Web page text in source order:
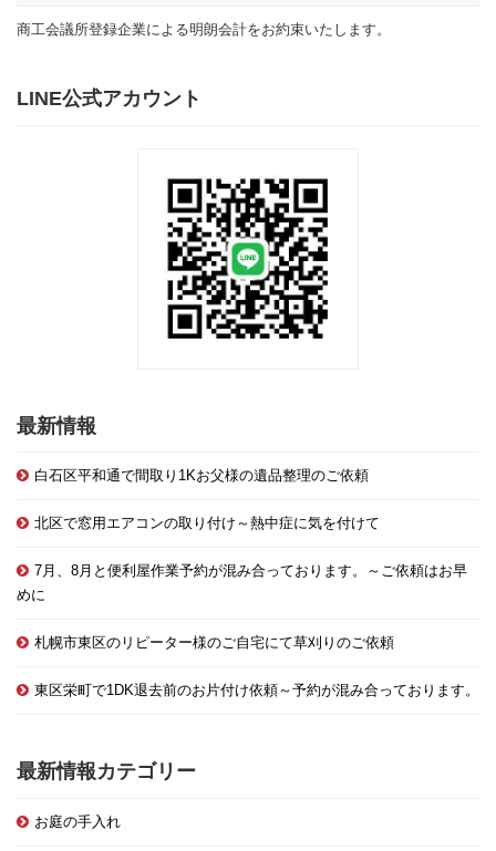
商工会議所登録企業による明朗会計をお約束いたします。
LINE公式アカウント
最新情報
白石区平和通で間取り1Kお父様の遺品整理のご依頼
北区で窓用エアコンの取り付け～熱中症に気を付けて
7月、8月と便利屋作業予約が混み合っております。～ご依頼はお早
めに
札幌市東区のリピーター様のご自宅にて草刈りのご依頼
東区栄町で1DK退去前のお片付け依頼～予約が混み合っております。
最新情報カテゴリー
お庭の手入れ